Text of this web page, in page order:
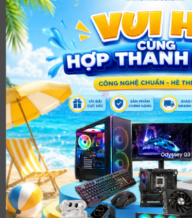
Thiết bị ghi hình/ Webcam Logitech C310
(HD)
730,000 đ
MSP: C310